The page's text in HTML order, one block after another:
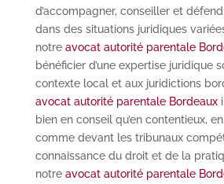
d’accompagner, conseiller et
dans des situations juridiques
notre avocat autorité parentale
bénéficier d’une expertise juridique
contexte local et aux juridictions
avocat autorité parentale Bordeaux
bien en conseil qu’en contentieux,
comme devant les tribunaux
connaissance du droit et de la
notre avocat autorité parentale